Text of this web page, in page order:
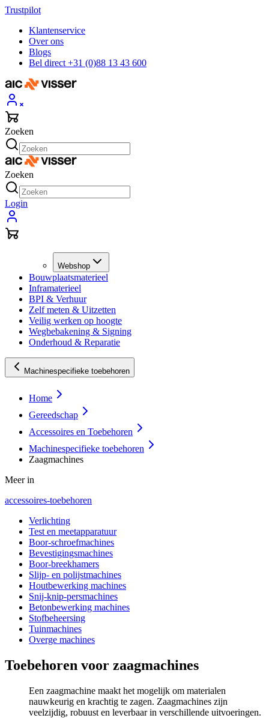
Trustpilot
Klantenservice
Over ons
Blogs
Bel direct +31 (0)88 13 43 600
Zoeken
Zoeken
Login
Webshop
Bouwplaatsmaterieel
Inframaterieel
BPI & Verhuur
Zelf meten & Uitzetten
Veilig werken op hoogte
Wegbebakening & Signing
Onderhoud & Reparatie
Machinespecifieke toebehoren
Home
Gereedschap
Accessoires en Toebehoren
Machinespecifieke toebehoren
Zaagmachines
Meer in
accessoires-toebehoren
Verlichting
Test en meetapparatuur
Boor-schroefmachines
Bevestigingsmachines
Boor-breekhamers
Slijp- en polijstmachines
Houtbewerking machines
Snij-knip-persmachines
Betonbewerking machines
Stofbeheersing
Tuinmachines
Overge machines
Toebehoren voor zaagmachines
Een zaagmachine maakt het mogelijk om materialen
nauwkeurig en krachtig te zagen. Zaagmachines zijn
veelzijdig, robuust en leverbaar in verschillende uitvoeringen.